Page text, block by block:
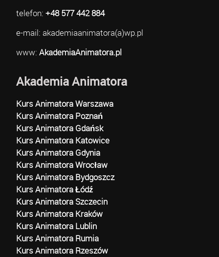
telefon: +48 577 442 884
e-mail: akademiaanimatora(a)wp.pl
www: AkademiaAnimatora.pl
Akademia Animatora
Kurs Animatora Warszawa
Kurs Animatora Poznań
Kurs Animatora Gdańsk
Kurs Animatora Katowice
Kurs Animatora Gdynia
Kurs Animatora Wrocław
Kurs Animatora Bydgoszcz
Kurs Animatora Łódź
Kurs Animatora Szczecin
Kurs Animatora Kraków
Kurs Animatora Lublin
Kurs Animatora Rumia
Kurs Animatora Rzeszów